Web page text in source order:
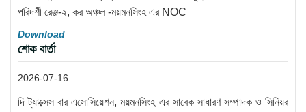
পরিদর্শী রেঞ্জ-২, কর অঞ্চল -ময়মনসিংহ এর NOC
Download
শোক বার্তা
2026-07-16
দি ট্যাক্সেস বার এসোসিয়েশন, ময়মনসিংহ এর সাবেক সাধারণ সম্পাদক ও সিনিয়র